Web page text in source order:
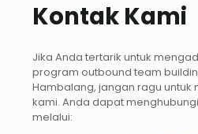
Kontak Kami
Jika Anda tertarik untuk
program outbound team
Hambalang, jangan ragu untuk
kami. Anda dapat
melalui: